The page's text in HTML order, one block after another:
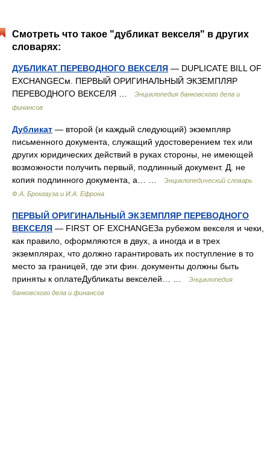
Смотреть что такое "дубликат векселя" в других
словарях:
ДУБЛИКАТ ПЕРЕВОДНОГО ВЕКСЕЛЯ — DUPLICATE BILL OF
EXCHANGEСм. ПЕРВЫЙ ОРИГИНАЛЬНЫЙ ЭКЗЕМПЛЯР
ПЕРЕВОДНОГО ВЕКСЕЛЯ …
Энциклопедия банковского дела и
финансов
Дубликат — второй (и каждый следующий) экземпляр
письменного документа, служащий удостоверением тех или
других юридических действий в руках стороны, не имеющей
возможности получить первый, подлинный документ. Д. не
копия подлинного документа, а… …
Энциклопедический словарь
Ф.А. Брокгауза и И.А. Ефрона
ПЕРВЫЙ ОРИГИНАЛЬНЫЙ ЭКЗЕМПЛЯР ПЕРЕВОДНОГО
ВЕКСЕЛЯ — FIRST OF EXCHANGEЗа рубежом векселя и чеки,
как правило, оформляются в двух, а иногда и в трех
экземплярах, что должно гарантировать их поступление в то
место за границей, где эти фин. документы должны быть
приняты к оплатеДубликаты векселей… …
Энциклопедия
банковского дела и финансов